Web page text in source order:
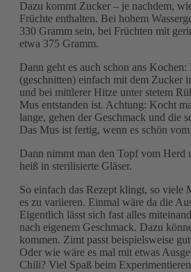
Dazu kommt Zucker – je nachdem,
Früchte enthalten. Bei hohem
330 Gramm sein, bei Früchten mit
etwa 375 Gramm.
Dann geht es auch schon ans
(geschnitten) einfach mit dem Zucker
und bei mittlerer Hitze unter stetem
Mus entstanden ist. Achtung: Kocht
lange, gehen der Geschmack und die
Das Mus ist fertig, wenn es schön
Dann nimmt man den Topf vom Herd
heiß in sterilisierte Gläser.
So einfach das Rezept klingt, so viele
es zu variieren. Einmal wäre da die
Eigentlich lässt sich fast alles
nach eigenem Geschmack. Dazu
kommen. Zimt passt beispielsweise
Oder wie wäre es mal mit etwas
Chili? Viel Spaß beim